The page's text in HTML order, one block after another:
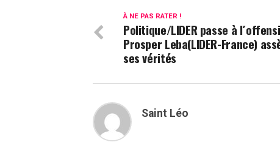
À NE PAS RATER !
Politique/LIDER passe à
Prosper Leba(LIDER-France)
ses vérités
Saint Léo